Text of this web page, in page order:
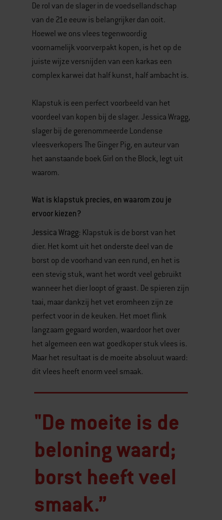
De rol van de slager in de voedsellandschap
van de 21e eeuw is belangrijker dan ooit.
Hoewel we ons vlees tegenwoordig
voornamelijk voorverpakt kopen, is het op de
juiste wijze versnijden van een karkas een
complex karwei dat half kunst, half ambacht is.
Klapstuk is een perfect voorbeeld van het
voordeel van kopen bij de slager. Jessica Wragg,
slager bij de gerenommeerde Londense
vleesverkopers The Ginger Pig, en auteur van
het aanstaande boek Girl on the Block, legt uit
waarom.
Wat is klapstuk precies, en waarom zou je
ervoor kiezen?
Jessica Wragg: Klapstuk is de borst van het
dier. Het komt uit het onderste deel van de
borst op de voorhand van een rund, en het is
een stevig stuk, want het wordt veel gebruikt
wanneer het dier loopt of graast. De spieren zijn
taai, maar dankzij het vet eromheen zijn ze
perfect voor in de keuken. Het moet flink
langzaam gegaard worden, waardoor het over
het algemeen een wat goedkoper stuk vlees is.
Maar het resultaat is de moeite absoluut waard:
dit vlees heeft enorm veel smaak.
"De moeite is de
beloning waard;
borst heeft veel
smaak.”